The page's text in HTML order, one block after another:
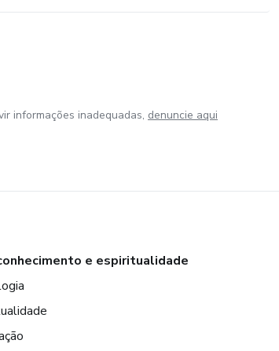
informações inadequadas, denuncie aqui
e espiritualidade